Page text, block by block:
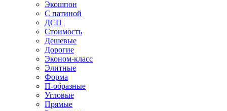
Экошпон
С патиной
ДСП
Стоимость
Дешевые
Дорогие
Эконом-класс
Элитные
Форма
П-образные
Угловые
Прямые